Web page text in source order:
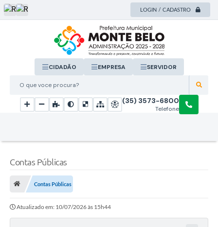
LOGIN / CADASTRO
O que voce procura?
CIDADÃO EMPRESA SERVIDOR
Telefone
(35) 3573-6800
Contas Públicas
Contas Públicas
Atualizado em: 10/07/2026 às 15h44